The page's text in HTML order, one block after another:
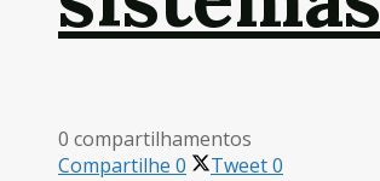
0 compartilhamentos
Compartilhe 0 Tweet0